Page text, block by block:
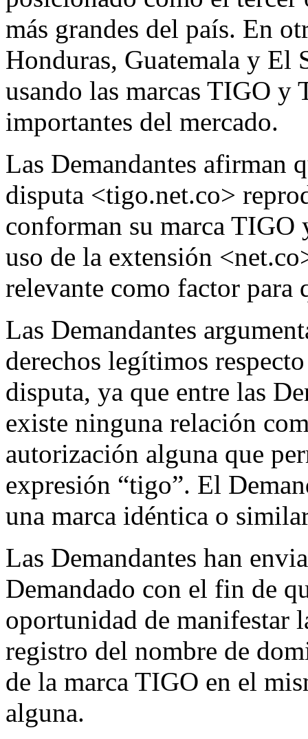
más grandes del país. En
Honduras, Guatemala y El
usando las marcas TIGO y
importantes del mercado.
Las Demandantes afirman
disputa <tigo.net.co>
conforman su marca
uso de la extensión
relevante como factor para
Las Demandantes
derechos legítimos
disputa, ya que entre las
existe ninguna relación
autorización alguna que
expresión “tigo”. El
una marca idéntica o
Las Demandantes han
Demandado con el fin de
oportunidad de manifestar
registro del nombre de
de la marca TIGO en el
alguna.